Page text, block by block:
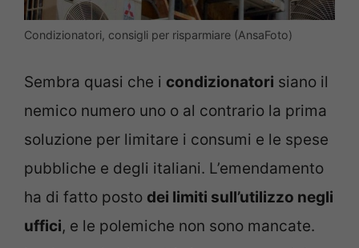
Condizionatori, consigli per risparmiare (AnsaFoto)
Sembra quasi che i condizionatori siano il
nemico numero uno o al contrario la prima
soluzione per limitare i consumi e le spese
pubbliche e degli italiani. L’emendamento
ha di fatto posto dei limiti sull’utilizzo negli
uffici, e le polemiche non sono mancate.